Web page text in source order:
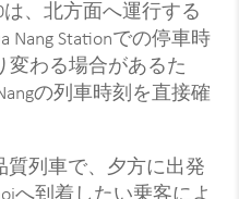
は、北方面へ運行する
Nang Stationでの停車時
変わる場合があるた
の列車時刻を直接確
質列車で、夕方に出発